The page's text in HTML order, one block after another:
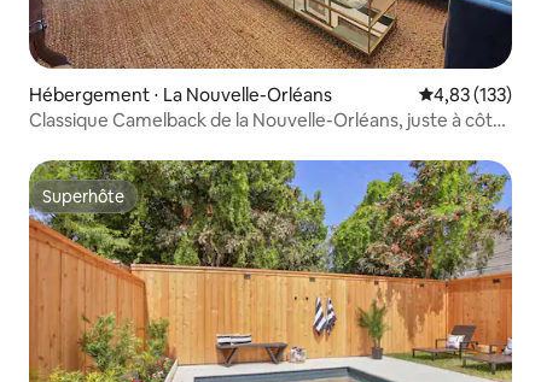
Hébergement ⋅ La Nouvelle-Orléans Évaluation
4,83 (133)
Classique Camelback de la Nouvelle-Orléans, juste à côté
Superhôte
Superhôte